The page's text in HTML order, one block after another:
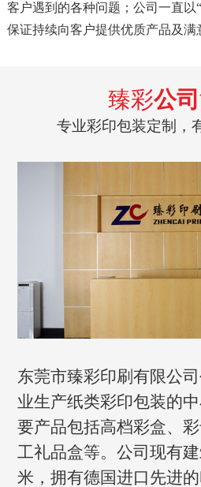
客户遇到的各种问题；公司一直以
保证持续向客户提供优质产品及满
臻彩公
专业彩印包装定制，
东莞市臻彩印刷有限公
业生产纸类彩印包装的
要产品包括高档彩盒、
工礼品盒等。公司现有
米，拥有德国进口先进